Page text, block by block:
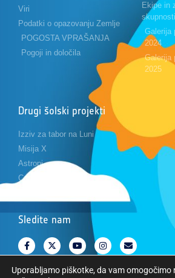
Viri
Podatki o opazovanju Zemlje
POGOSTA VPRAŠANJA
Pogoji in določila
Ekipe in
skupnosti
Galerija
2024
Galerija
2025
Drugi šolski projekti
Izziv za tabor na Luni
Misija X
Astropi
Cansat
Sledite nam
Uporabljamo piškotke, da vam omogočimo